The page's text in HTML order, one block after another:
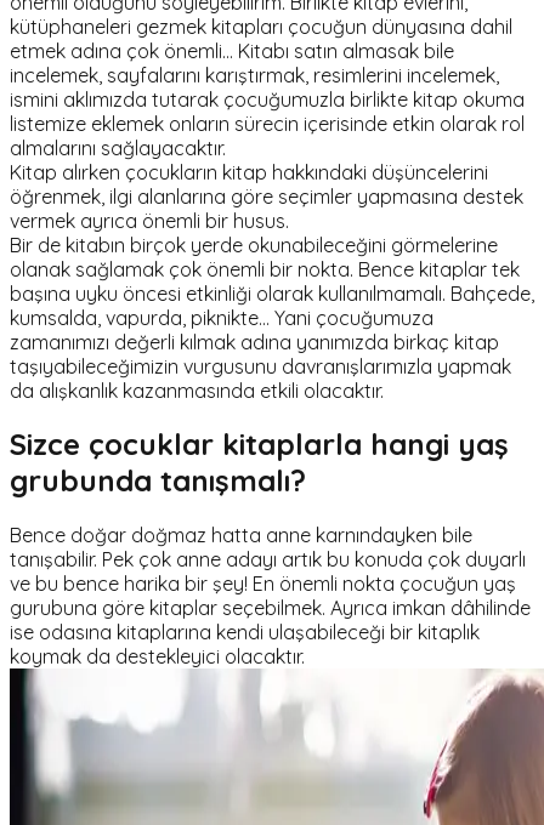
kütüphaneleri gezmek kitapları çocuğun dünyasına dahil
etmek adına çok önemli… Kitabı satın almasak bile
incelemek, sayfalarını karıştırmak, resimlerini incelemek,
ismini aklımızda tutarak çocuğumuzla birlikte kitap okuma
listemize eklemek onların sürecin içerisinde etkin olarak rol
almalarını sağlayacaktır.
Kitap alırken çocukların kitap hakkındaki düşüncelerini
öğrenmek, ilgi alanlarına göre seçimler yapmasına destek
vermek ayrıca önemli bir husus.
Bir de kitabın birçok yerde okunabileceğini görmelerine
olanak sağlamak çok önemli bir nokta. Bence kitaplar tek
başına uyku öncesi etkinliği olarak kullanılmamalı. Bahçede,
kumsalda, vapurda, piknikte… Yani çocuğumuza
zamanımızı değerli kılmak adına yanımızda birkaç kitap
taşıyabileceğimizin vurgusunu davranışlarımızla yapmak
da alışkanlık kazanmasında etkili olacaktır.
Sizce çocuklar kitaplarla hangi yaş
grubunda tanışmalı?
Bence doğar doğmaz hatta anne karnındayken bile
tanışabilir. Pek çok anne adayı artık bu konuda çok duyarlı
ve bu bence harika bir şey! En önemli nokta çocuğun yaş
gurubuna göre kitaplar seçebilmek. Ayrıca imkan dâhilinde
ise odasına kitaplarına kendi ulaşabileceği bir kitaplık
koymak da destekleyici olacaktır.